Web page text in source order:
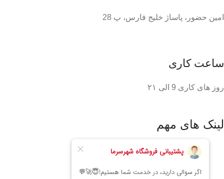
امین حضور، پاساژ خلیج فارس، پ 28
ساعت کاری
روز های کاری 9 الی ۲۱
لینک های مهم
خانه
تماس با ما